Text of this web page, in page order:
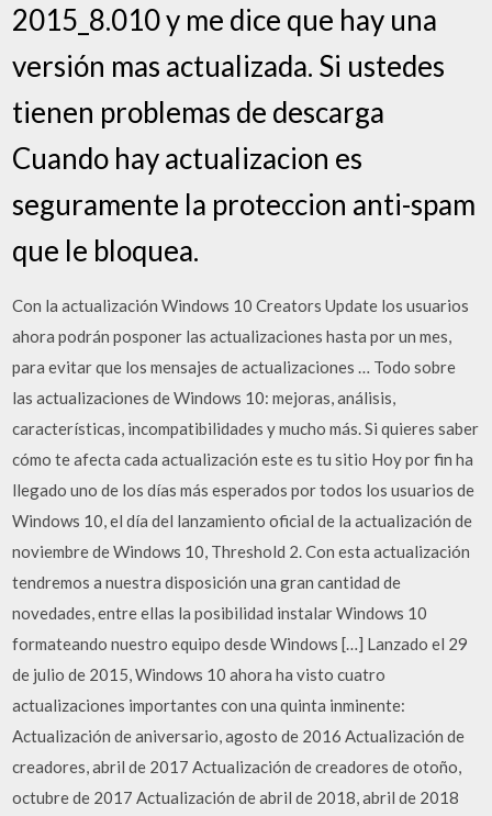
2015_8.010 y me dice que hay una
versión mas actualizada. Si ustedes
tienen problemas de descarga
Cuando hay actualizacion es
seguramente la proteccion anti-spam
que le bloquea.
Con la actualización Windows 10 Creators Update los usuarios
ahora podrán posponer las actualizaciones hasta por un mes,
para evitar que los mensajes de actualizaciones … Todo sobre
las actualizaciones de Windows 10: mejoras, análisis,
características, incompatibilidades y mucho más. Si quieres saber
cómo te afecta cada actualización este es tu sitio Hoy por fin ha
llegado uno de los días más esperados por todos los usuarios de
Windows 10, el día del lanzamiento oficial de la actualización de
noviembre de Windows 10, Threshold 2. Con esta actualización
tendremos a nuestra disposición una gran cantidad de
novedades, entre ellas la posibilidad instalar Windows 10
formateando nuestro equipo desde Windows […] Lanzado el 29
de julio de 2015, Windows 10 ahora ha visto cuatro
actualizaciones importantes con una quinta inminente:
Actualización de aniversario, agosto de 2016 Actualización de
creadores, abril de 2017 Actualización de creadores de otoño,
octubre de 2017 Actualización de abril de 2018, abril de 2018